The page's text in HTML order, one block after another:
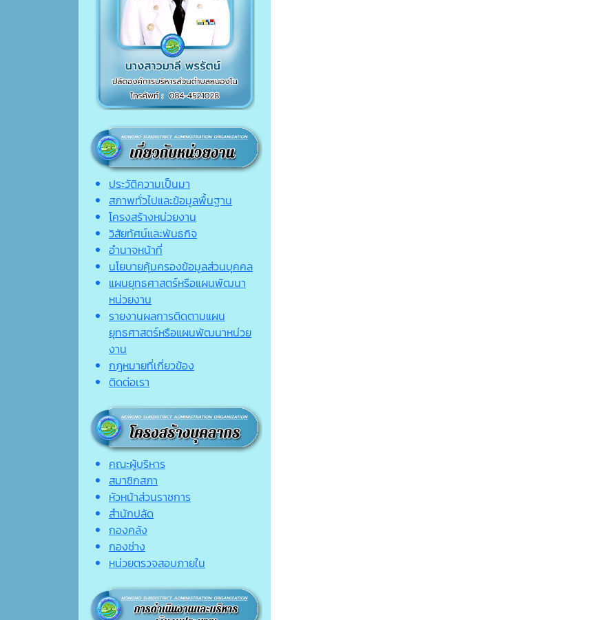
ประวัติความเป็นมา
สภาพทั่วไปและข้อมูลพื้นฐาน
โครงสร้างหน่วยงาน
วิสัยทัศน์และพันธกิจ
อำนาจหน้าที่
นโยบายคุ้มครองข้อมูลส่วนบุคคล
แผนยุทธศาสตร์หรือแผนพัฒนา
หน่วยงาน
รายงานผลการติดตามแผน
ยุทธศาสตร์หรือแผนพัฒนาหน่วย
งาน
กฎหมายที่เกี่ยวข้อง
ติดต่อเรา
คณะผู้บริหาร
สมาชิกสภา
หัวหน้าส่วนราชการ
สำนักปลัด
กองคลัง
กองช่าง
หน่วยตรวจสอบภายใน